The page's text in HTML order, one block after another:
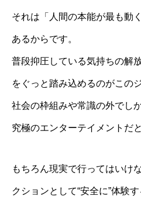
それは「人間の本能が最も動
あるからです。
普段抑圧している気持ちの解
をぐっと踏み込めるのがこの
社会の枠組みや常識の外でし
究極のエンターテイメントだ
もちろん現実で行ってはいけ
クションとして“安全に”体験